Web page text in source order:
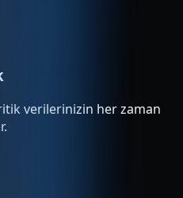
verilerinizin her zaman